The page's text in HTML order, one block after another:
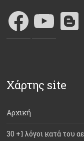
Χάρτης site
Αρχική
30 +1 λόγοι κατά του